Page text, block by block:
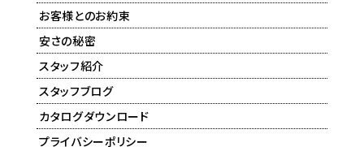
お客様とのお約束
安さの秘密
スタッフ紹介
スタッフブログ
カタログダウンロード
プライバシーポリシー